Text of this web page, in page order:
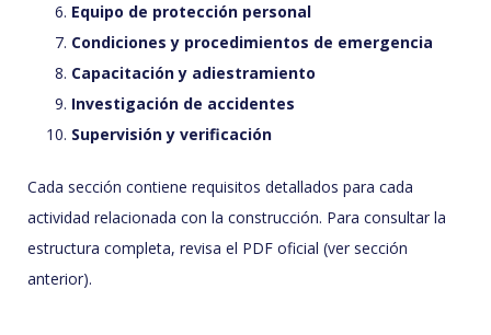
Equipo de protección personal
Condiciones y procedimientos de emergencia
Capacitación y adiestramiento
Investigación de accidentes
Supervisión y verificación
Cada sección contiene requisitos detallados para cada
actividad relacionada con la construcción. Para consultar la
estructura completa, revisa el PDF oficial (ver sección
anterior).